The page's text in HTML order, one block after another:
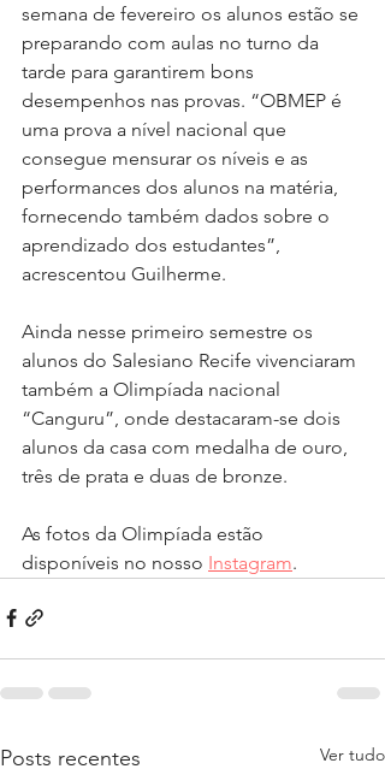
semana de fevereiro os alunos estão se
preparando com aulas no turno da
tarde para garantirem bons
desempenhos nas provas. “OBMEP é
uma prova a nível nacional que
consegue mensurar os níveis e as
performances dos alunos na matéria,
fornecendo também dados sobre o
aprendizado dos estudantes”,
acrescentou Guilherme.
Ainda nesse primeiro semestre os
alunos do Salesiano Recife vivenciaram
também a Olimpíada nacional
“Canguru”, onde destacaram-se dois
alunos da casa com medalha de ouro,
três de prata e duas de bronze.
As fotos da Olimpíada estão
disponíveis no nosso Instagram.
Posts recentes Ver tudo